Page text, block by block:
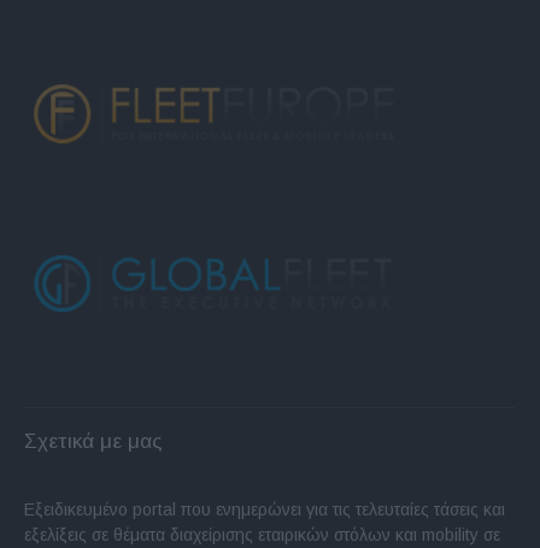
Σχετικά με μας
Εξειδικευμένο portal που ενημερώνει για τις τελευταίες τάσεις και
εξελίξεις σε θέματα διαχείρισης εταιρικών στόλων και mobility σε